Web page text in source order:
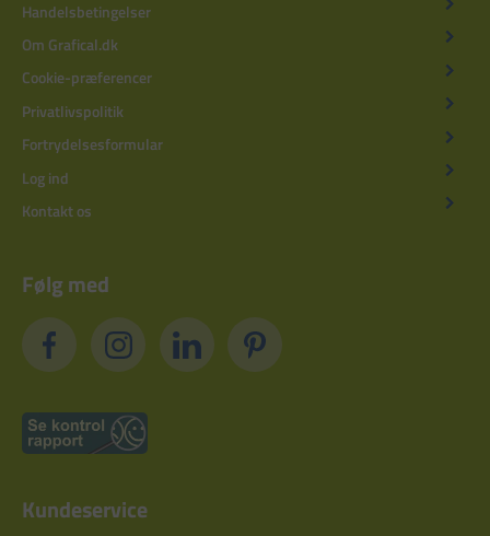
Handelsbetingelser
Om Grafical.dk
Cookie-præferencer
Privatlivspolitik
Fortrydelsesformular
Log ind
Kontakt os
Følg med
Kundeservice